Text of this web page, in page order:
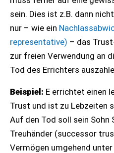
sein. Dies ist z.B. dann
nur – wie ein
representative) – das
zur freien Verwendung an
Tod des Errichters
Beispiel: E errichtet einen
Trust und ist zu Lebzeiten
Auf den Tod soll sein Sohn
Treuhänder (successor
Vermögen umgehend